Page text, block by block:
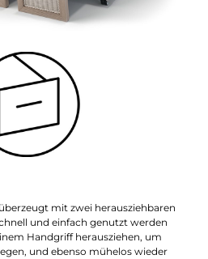
mit zwei herausziehbaren
und einfach genutzt werden
Handgriff herausziehen, um
und ebenso mühelos wieder